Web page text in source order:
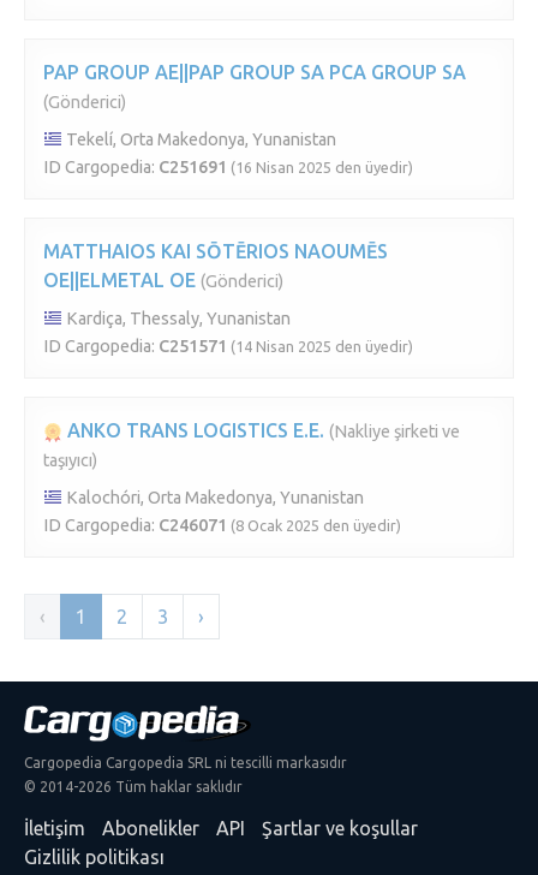
PAP GROUP AE||PAP GROUP SA PCA GROUP SA
(Gönderici)
Tekelí, Orta Makedonya, Yunanistan
ID Cargopedia: C251691 (16 Nisan 2025 den üyedir)
MATTHAIOS KAI SŌTĒRIOS NAOUMĒS
OE||ELMETAL OE (Gönderici)
Kardiça, Thessaly, Yunanistan
ID Cargopedia: C251571 (14 Nisan 2025 den üyedir)
ANKO TRANS LOGISTICS E.E. (Nakliye şirketi ve
taşıyıcı)
Kalochóri, Orta Makedonya, Yunanistan
ID Cargopedia: C246071 (8 Ocak 2025 den üyedir)
‹ 1 2 3 ›
Cargopedia Cargopedia SRL ni tescilli markasıdır
© 2014-2026 Tüm haklar saklıdır
İletişim Abonelikler API
Şartlar ve koşullar
Gizlilik politikası